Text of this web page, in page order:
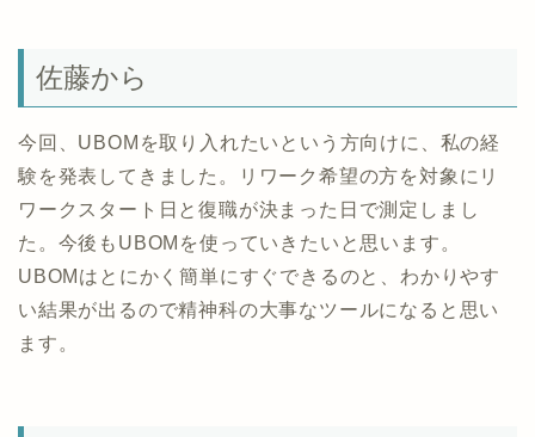
佐藤から
今回、UBOMを取り入れたいという方向けに、私の経
験を発表してきました。リワーク希望の方を対象にリ
ワークスタート日と復職が決まった日で測定しまし
た。今後もUBOMを使っていきたいと思います。
UBOMはとにかく簡単にすぐできるのと、わかりやす
い結果が出るので精神科の大事なツールになると思い
ます。